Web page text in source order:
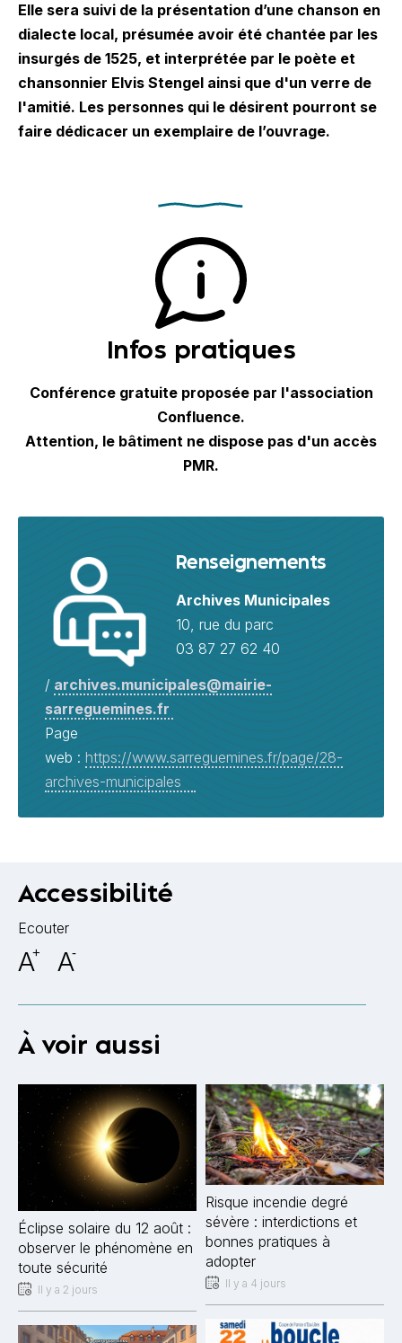
Elle sera suivi de la présentation d’une chanson en
dialecte local, présumée avoir été chantée par les
insurgés de 1525, et interprétée par le poète et
chansonnier Elvis Stengel ainsi que d'un verre de
l'amitié. Les personnes qui le désirent pourront se
faire dédicacer un exemplaire de l’ouvrage.
Infos pratiques
Conférence gratuite proposée par l'association
Confluence.
Attention, le bâtiment ne dispose pas d'un accès
PMR.
Renseignements
Archives Municipales
10, rue du parc
03 87 27 62 40
/ archives.municipales@mairie-
sarreguemines.fr
Page
web : https://www.sarreguemines.fr/page/28-
archives-municipales
Accessibilité
Ecouter
A+ A-
À voir aussi
Éclipse solaire du 12 août :
observer le phénomène en
toute sécurité
Il y a 2 jours
Risque incendie degré
sévère : interdictions et
bonnes pratiques à
adopter
Il y a 4 jours